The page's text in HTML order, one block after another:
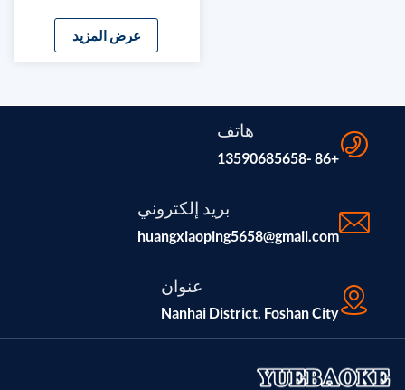
عرض المزيد
هاتف
+86 -13590685658
بريد إلكتروني
huangxiaoping5658@gmail.com
عنوان
Nanhai District, Foshan City